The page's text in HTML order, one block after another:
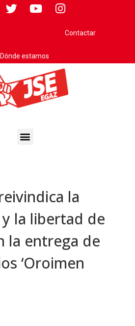
Contactar
Dónde estamos
la
la libertad de
la entrega de
‘Oroimen